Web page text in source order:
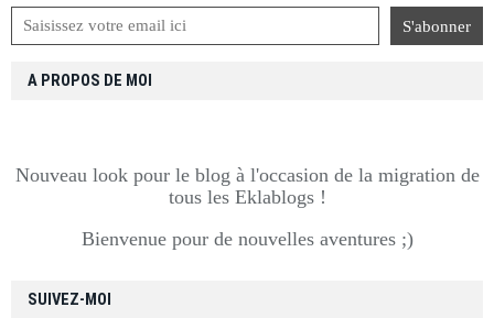
SUIVEZ-MOI
A PROPOS DE MOI
Nouveau look pour le blog à l'occasion de la migration de
tous les Eklablogs !
Bienvenue pour de nouvelles aventures ;)